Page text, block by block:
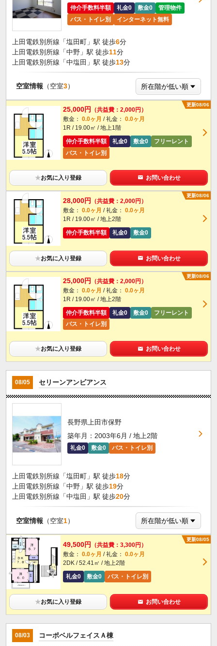
仲介手数料半額 礼金0 敷金0
管理物件
バス・トイレ別
インターネット無料
上田電鉄別所線「塩田町」駅 徒歩6分
上田電鉄別所線「中野」駅 徒歩11分
上田電鉄別所線「中塩田」駅 徒歩13分
空室情報 （空室3）
更新08/06
25,000円
（共益費：2,000円）
敷金： 0.0ヶ月 / 礼金： 0.0ヶ月
1R / 19.00㎡ / 地上1階
仲介手数料半額
礼金0 敷金0
フリーレント
バス・トイレ別
★お気に入り登録 お問い合わせ
更新08/06
28,000円
（共益費：2,000円）
敷金： 0.0ヶ月 / 礼金： 0.0ヶ月
1R / 19.00㎡ / 地上2階
仲介手数料半額
礼金0 敷金0
★お気に入り登録 お問い合わせ
更新08/06
25,000円
（共益費：2,000円）
敷金： 0.0ヶ月 / 礼金： 0.0ヶ月
1R / 19.00㎡ / 地上2階
仲介手数料半額
礼金0 敷金0
フリーレント
バス・トイレ別
★お気に入り登録 お問い合わせ
08/05 セリーンアンビアンス
長野県上田市保野
築年月：2003年6月 / 地上2階
礼金0 敷金0 バス・トイレ別
上田電鉄別所線「塩田町」駅 徒歩18分
上田電鉄別所線「中野」駅 徒歩19分
上田電鉄別所線「中塩田」駅 徒歩20分
空室情報 （空室1）
更新08/05
49,500円
（共益費：3,300円）
敷金： 0.0ヶ月 / 礼金： 0.0ヶ月
2DK / 52.41㎡ / 地上2階
礼金0
敷金0 バス・トイレ別
★お気に入り登録 お問い合わせ
08/03 コーポベルフェイスＡ棟